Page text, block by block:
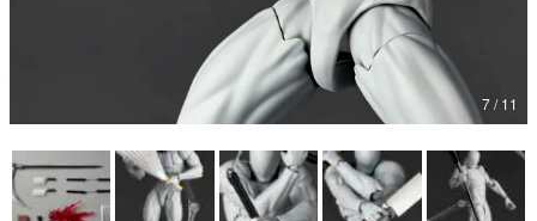
電ファミニコゲーマーとは？
運営：株式会社マレ
7 / 11